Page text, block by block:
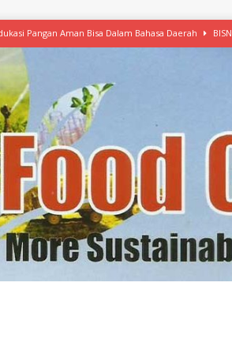
Pangan Aman Bisa Dalam Bahasa Daerah
Mulai Ekspansi, IKEA dan MSC Dukung Seafood
Free Versi Healthy Choice, Tepung Talas Kimpul
Latih Olah Singkong, KKN Universitas Lampung
Makanan dengan McCormick, Ciptakan Raksasa